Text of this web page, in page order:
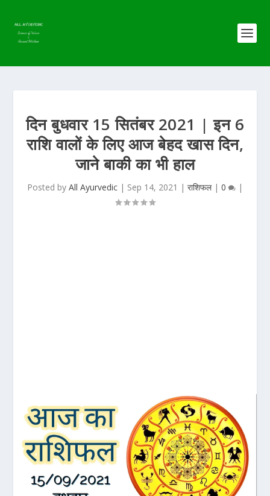
दिन बुधवार 15 सितंबर 2021 | इन 6
राशि वालों के लिए आज बेहद खास दिन,
जाने बाकी का भी हाल
Posted by All Ayurvedic | Sep 14, 2021 | राशिफल| 0 |